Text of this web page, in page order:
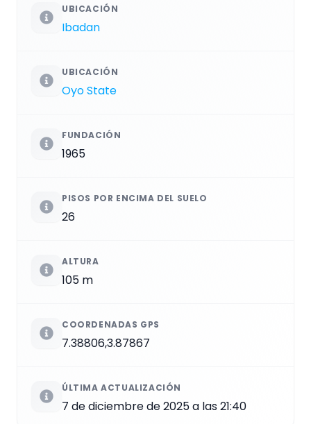
UBICACIÓN
Ibadan
UBICACIÓN
Oyo State
FUNDACIÓN
1965
PISOS POR ENCIMA DEL SUELO
26
ALTURA
105 m
COORDENADAS GPS
7.38806,3.87867
ÚLTIMA ACTUALIZACIÓN
7 de diciembre de 2025 a las 21:40